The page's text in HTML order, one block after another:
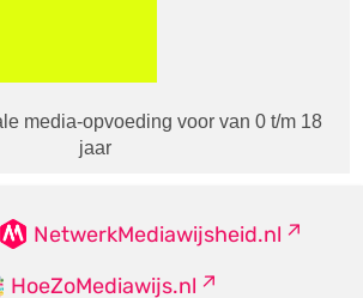
media-opvoeding voor van 0 t/m 18
jaar
NetwerkMediawijsheid.nl
HoeZoMediawijs.nl